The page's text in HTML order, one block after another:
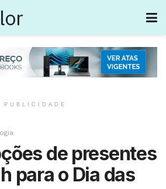
PUBLICIDADE
de presentes
para o Dia das